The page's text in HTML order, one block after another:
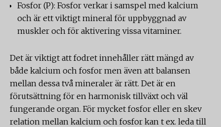
Fosfor (P): Fosfor verkar i samspel med kalcium
och är ett viktigt mineral för uppbyggnad av
muskler och för aktivering vissa vitaminer.
Det är viktigt att fodret innehåller rätt mängd av
både kalcium och fosfor men även att balansen
mellan dessa två mineraler är rätt. Det är en
förutsättning för en harmonisk tillväxt och väl
fungerande organ. För mycket fosfor eller en skev
relation mellan kalcium och fosfor kan t ex. leda till